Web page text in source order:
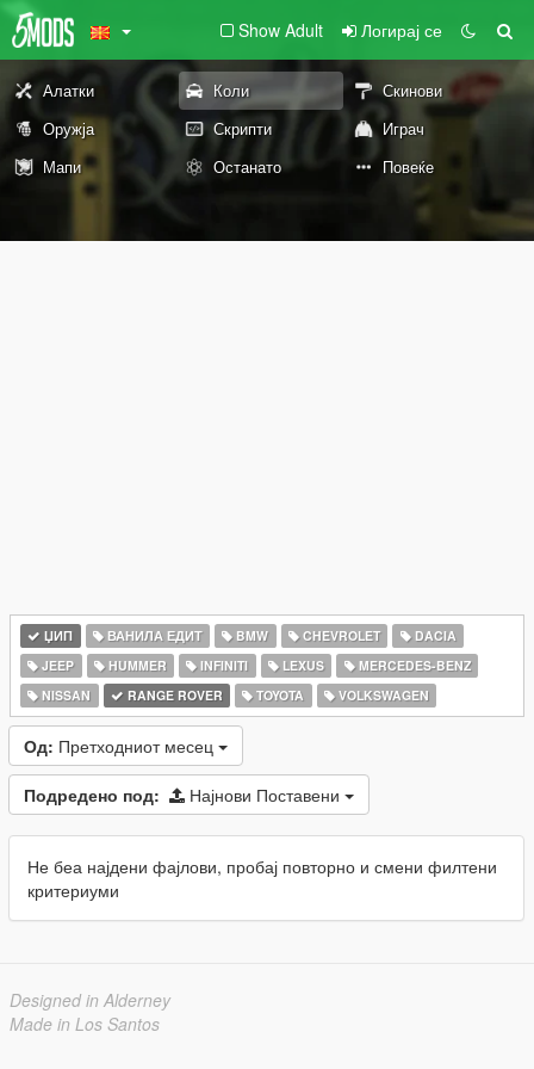
Show Adult Логирај се
Алатки Коли
Скинови
Оружја
Скрипти
Играч
Мапи
Останато Повеќе
ЏИП ВАНИЛА ЕДИТ BMW CHEVROLET
DACIA
JEEP
HUMMER INFINITI LEXUS
MERCEDES-BENZ
NISSAN
RANGE ROVER TOYOTA VOLKSWAGEN
Од: Претходниот месец
Подредено под: Најнови Поставени
Не беа најдени фајлови, пробај повторно и смени филтени
критериуми
Designed in Alderney
Made in Los Santos